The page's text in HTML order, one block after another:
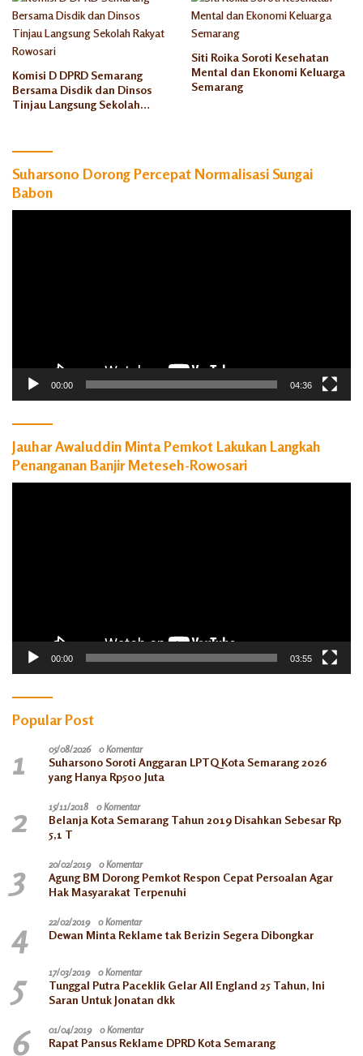
Komisi D DPRD Semarang
Bersama Disdik dan Dinsos
Tinjau Langsung Sekolah
Siti Roika Soroti Kesehatan
Mental dan Ekonomi Keluarga
Semarang
Suharsono Dorong Percepat Normalisasi Sungai
Babon
00:00 04:36
Jauhar Awaluddin Minta Pemkot Lakukan Langkah
Penanganan Banjir Meteseh-Rowosari
00:00 03:55
Popular Post
1 05/08/2026 0 Komentar
Suharsono Soroti Anggaran LPTQ Kota Semarang 2026
yang Hanya Rp500 Juta
2 15/11/2018 0 Komentar
Belanja Kota Semarang Tahun 2019 Disahkan Sebesar Rp
5,1 T
3 20/02/2019 0 Komentar
Agung BM Dorong Pemkot Respon Cepat Persoalan Agar
Hak Masyarakat Terpenuhi
4 22/02/2019 0 Komentar
Dewan Minta Reklame tak Berizin Segera Dibongkar
5 17/03/2019 0 Komentar
Tunggal Putra Paceklik Gelar All England 25 Tahun, Ini
Saran Untuk Jonatan dkk
6 01/04/2019 0 Komentar
Rapat Pansus Reklame DPRD Kota Semarang